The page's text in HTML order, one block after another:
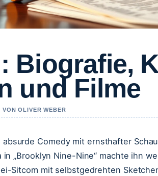
Biografie,
und Filme
OLIVER WEBER
Comedy mit ernsthafter
in „Brooklyn Nine-Nine“ machte ihn
Sitcom mit selbstgedrehten